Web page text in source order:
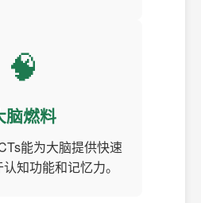
🧠
脑燃料
能为大脑提供快速
知功能和记忆力。